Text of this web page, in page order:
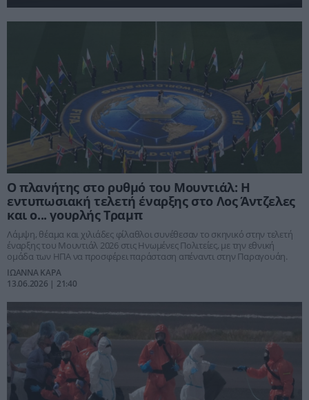
Ο πλανήτης στο ρυθμό του Μουντιάλ: Η
εντυπωσιακή τελετή έναρξης στο Λος Άντζελες
και ο... γουρλής Τραμπ
Λάμψη, θέαμα και χιλιάδες φίλαθλοι συνέθεσαν το σκηνικό στην τελετή
έναρξης του Μουντιάλ 2026 στις Ηνωμένες Πολιτείες, με την εθνική
ομάδα των ΗΠΑ να προσφέρει παράσταση απέναντι στην Παραγουάη.
ΙΩΑΝΝΑ ΚΑΡΑ
13.06.2026 | 21:40